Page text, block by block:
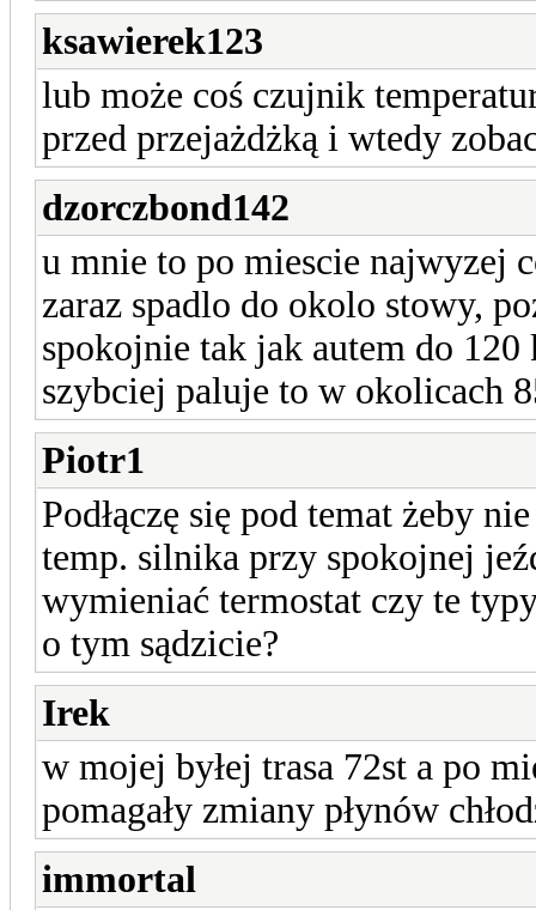
ksawierek123
lub może coś czujnik
przed przejażdżką i wtedy
dzorczbond142
u mnie to po miescie najwyzej
zaraz spadlo do okolo stowy,
spokojnie tak jak autem do
szybciej paluje to w okolicach
Piotr1
Podłączę się pod temat żeby
temp. silnika przy spokojnej
wymieniać termostat czy te
o tym sądzicie?
Irek
w mojej byłej trasa 72st a po
pomagały zmiany płynów
immortal